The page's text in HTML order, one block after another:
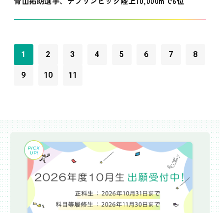
1 2 3 4 5 6 7 8
9 10 11